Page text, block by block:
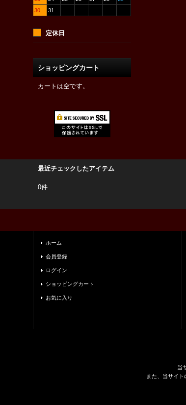
30
31
定休日
ショッピングカート
カートは空です。
最近チェックしたアイテム
0件
ホーム
会員登録
ログイン
ショッピングカート
お気に入り
当
また、当サイ